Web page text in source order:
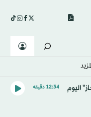
اليوم 12:34 دقيقه